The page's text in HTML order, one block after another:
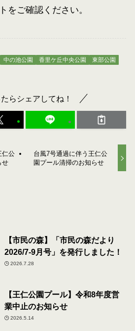
をご確認ください。
中の池公園 香里ケ丘中央公園
東部公園
らシェアしてね！
仁公
せ
台風7号通過に伴う王仁公
園プール清掃のお知らせ
【市民の森】「市民の森だより
2026/7-9月号」を発行しました！
2026.7.28
【王仁公園プール】令和8年度営
業中止のお知らせ
2026.5.14